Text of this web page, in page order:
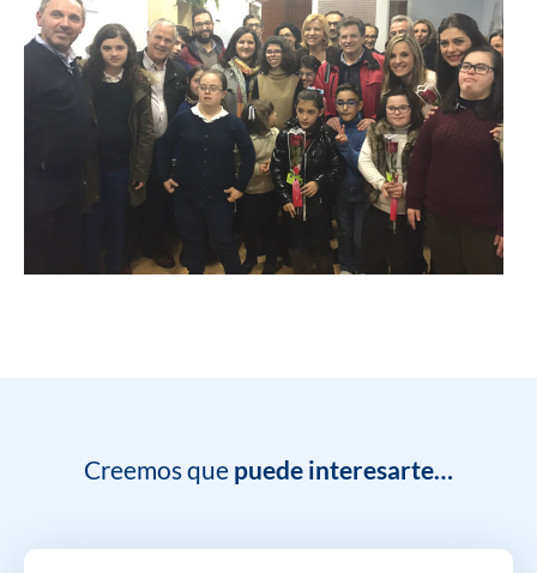
Creemos que puede interesarte…